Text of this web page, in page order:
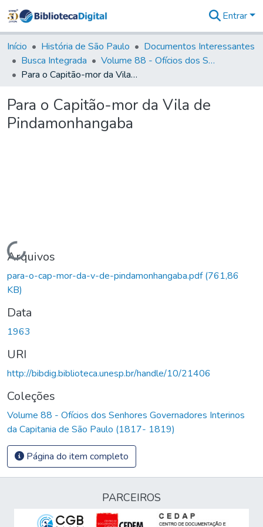
&
Coleções
Tudo na
Biblioteca
Estatísticas
Entrar
Início História de São Paulo
Documentos Interessantes
Busca Integrada
Volume 88 - Ofícios dos Senhores Governadores Interinos da Capitania de São Paulo (1817- 1819)
Para o Capitão-mor da Vila de Pindamonhangaba
Para o Capitão-mor da Vila de
Pindamonhangaba
Carregando...
Arquivos
para-o-cap-mor-da-v-de-pindamonhangaba.pdf(761,86
KB)
Data
1963
URI
http://bibdig.biblioteca.unesp.br/handle/10/21406
Coleções
Volume 88 - Ofícios dos Senhores Governadores Interinos
da Capitania de São Paulo (1817- 1819)
Página do item completo
PARCEIROS